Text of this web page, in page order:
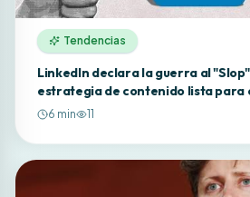
Tendencias
LinkedIn declara la guerra al "Slop"
estrategia de contenido lista para
6 min 11